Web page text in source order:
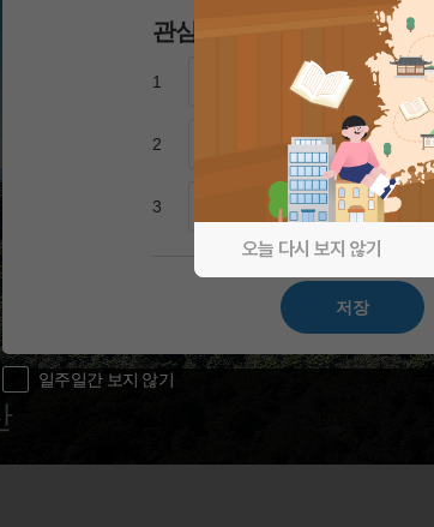
오늘 다시 보지 않기
관심지역 설정
1
2
3
저장
일주일간 보지 않기